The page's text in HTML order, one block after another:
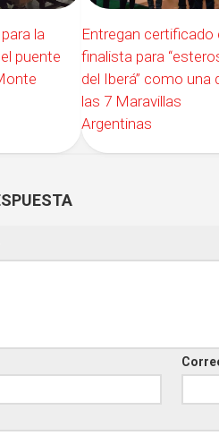
la
puente
Entregan certificado
finalista para
del Iberá” como una
las 7 Maravillas
Argentinas